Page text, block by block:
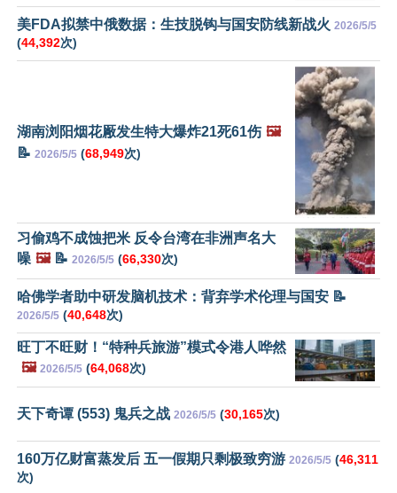
美FDA拟禁中俄数据：生技脱钩与国安防线新战火 2026/5/5
(44,392次)
湖南浏阳烟花厰发生特大爆炸21死61伤 🖼️
📝 2026/5/5 (68,949次)
习偷鸡不成蚀把米 反令台湾在非洲声名大
噪 🖼️📝 2026/5/5 (66,330次)
哈佛学者助中研发脑机技术：背弃学术伦理与国安 📝
2026/5/5 (40,648次)
旺丁不旺财！“特种兵旅游”模式令港人哗然
🖼️ 2026/5/5 (64,068次)
天下奇谭 (553) 鬼兵之战 2026/5/5 (30,165次)
160万亿财富蒸发后 五一假期只剩极致穷游 2026/5/5 (46,311
次)